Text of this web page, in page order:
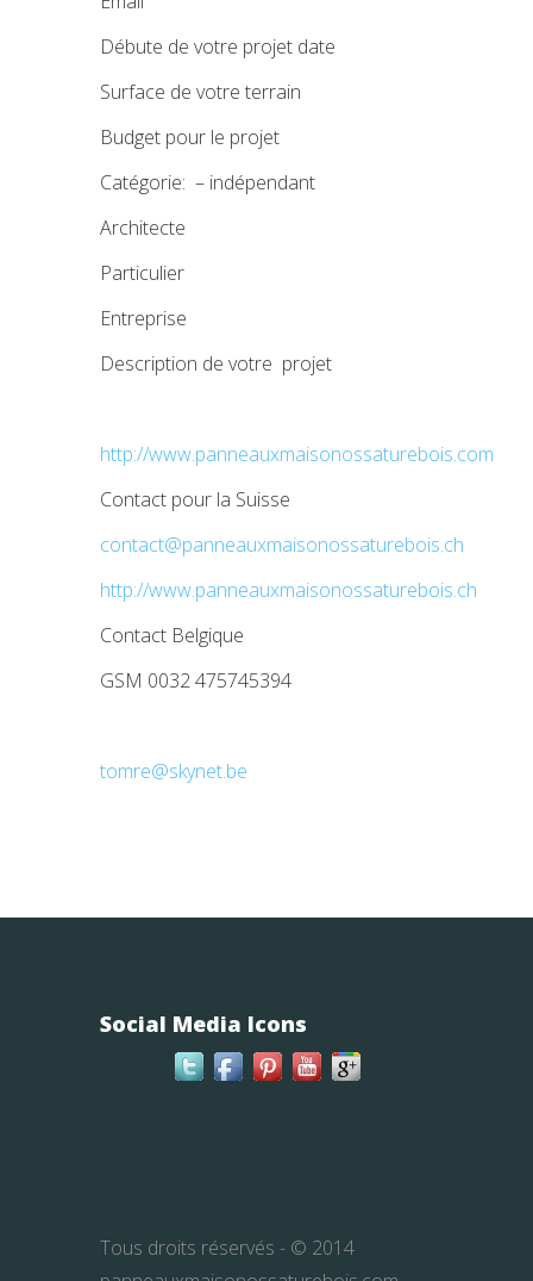
Débute de votre projet date
Surface de votre terrain
Budget pour le projet
Catégorie: – indépendant
Architecte
Particulier
Entreprise
Description de votre projet
http://www.panneauxmaisonossaturebois.com
Contact pour la Suisse
contact@panneauxmaisonossaturebois.ch
http://www.panneauxmaisonossaturebois.ch
Contact Belgique
GSM 0032 475745394
tomre@skynet.be
Social Media Icons
Tous droits réservés - © 2014